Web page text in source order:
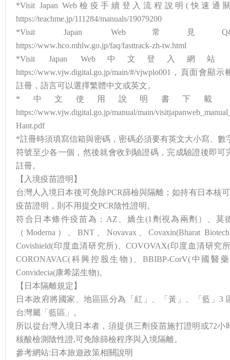
*Visit Japan Web檢疫手續登入流程說明(快速通
https://teachme.jp/111284/manuals/19079200
*Visit Japan Web常見
https://www.hco.mhlw.go.jp/faq/fasttrack-zh-tw.html
*Visit Japan Web中文登入網
https://www.vjw.digital.go.jp/main/#/vjwplo001，頁面會顯示
註冊，語言可以選擇繁體中文或英文。
*中文使用說明書下
https://www.vjw.digital.go.jp/manual/main/
Hant.pdf
*註冊時須填寫信箱與密碼，密碼必須要有英文大小寫、數
符號至少各一個，然後就會收到驗證碼，完成驗證後即可
註冊。
【入境疫苗證明】
台灣人入境日本後可免除PCR篩檢與隔離；如持有日本核
疫苗證明，則不用提交PCR陰性證明。
符合日本條件疫苗為：AZ、嬌生(1劑視為兩劑）、莫
（Moderna）、BNT、Novavax、Covaxin(Bharat
Covishield(印度血清研究所)、COVOVAX(印度血清研究
CORONAVAC(科興控股生物)、BBIBP-CorV(中國醫
Convidecia(康希諾生物)。
【日本隔離規定】
日本政府將國家、地區區分為「紅」、「黃」、「藍」3
台灣屬「藍區」。
所以從台灣入境日本者，須提供三劑疫苗施打證明或72小
核酸檢測陰性證,可免除篩檢程序與入境隔離。
參考網站:日本旅遊政策相關說明